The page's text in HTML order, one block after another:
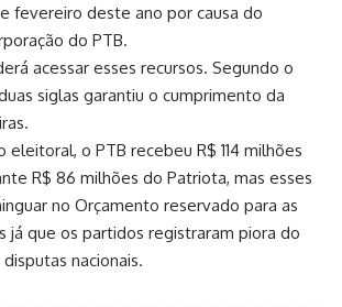
fevereiro deste ano por causa do
do PTB.
acessar esses recursos. Segundo o
siglas garantiu o cumprimento da
eleitoral, o PTB recebeu R$ 114 milhões
R$ 86 milhões do Patriota, mas esses
no Orçamento reservado para as
já que os partidos registraram piora do
nacionais.